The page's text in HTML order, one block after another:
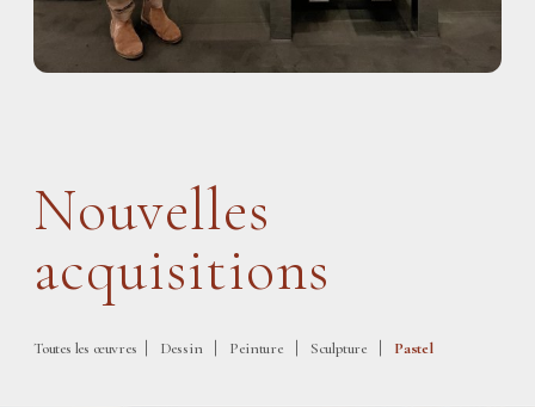
Nouvelles
acquisitions
Toutes les œuvres | Dessin | Peinture | Sculpture | Pastel